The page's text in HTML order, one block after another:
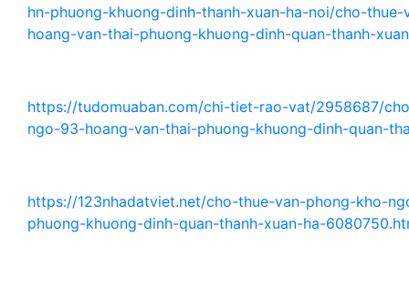
hn-phuong-khuong-dinh-thanh-xuan-ha-noi/cho-
hoang-van-thai-phuong-khuong-dinh-quan-thanh-
https://tudomuaban.com/chi-tiet-rao-vat/2958687/
ngo-93-hoang-van-thai-phuong-khuong-dinh-quan-
https://123nhadatviet.net/cho-thue-van-phong-kho-
phuong-khuong-dinh-quan-thanh-xuan-ha-